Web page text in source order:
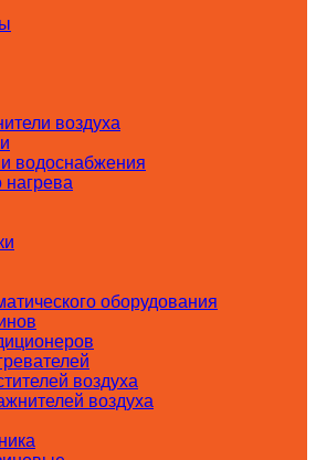
воздуха
водоснабжения
нагрева
оборудования
воздуха
воздуха